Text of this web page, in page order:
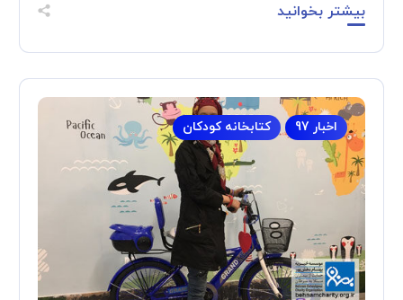
بیشتر بخوانید
اخبار 97 کتابخانه کودکان